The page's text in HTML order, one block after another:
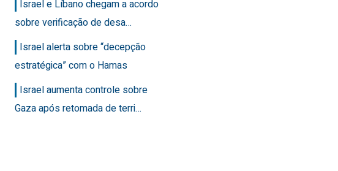
Israel e Líbano chegam a acordo
sobre verificação de desa…
Israel alerta sobre “decepção
estratégica” com o Hamas
Israel aumenta controle sobre
Gaza após retomada de terri…